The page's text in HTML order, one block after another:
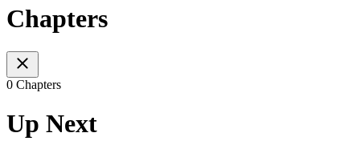
Chapters
0 Chapters
Up Next